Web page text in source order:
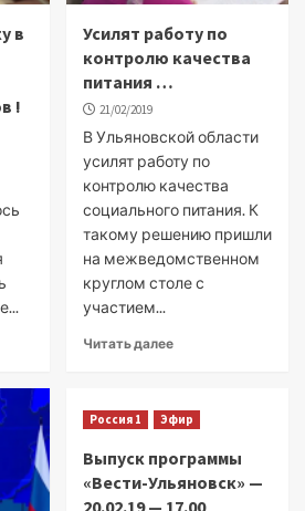
в
!
Усилят работу по
контролю качества
питания …
21/02/2019
В Ульяновской области
усилят работу по
контролю качества
социального питания. К
такому решению пришли
на межведомственном
круглом столе с
участием...
Читать далее
Россия 1 Эфир
Выпуск программы
«Вести-Ульяновск» —
20.02.19 — 17.00